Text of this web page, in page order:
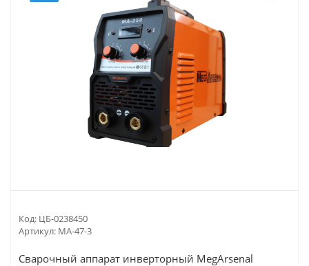
Код: ЦБ-0238450
Артикул: MA-47-3
Сварочный аппарат инверторный MegArsenal